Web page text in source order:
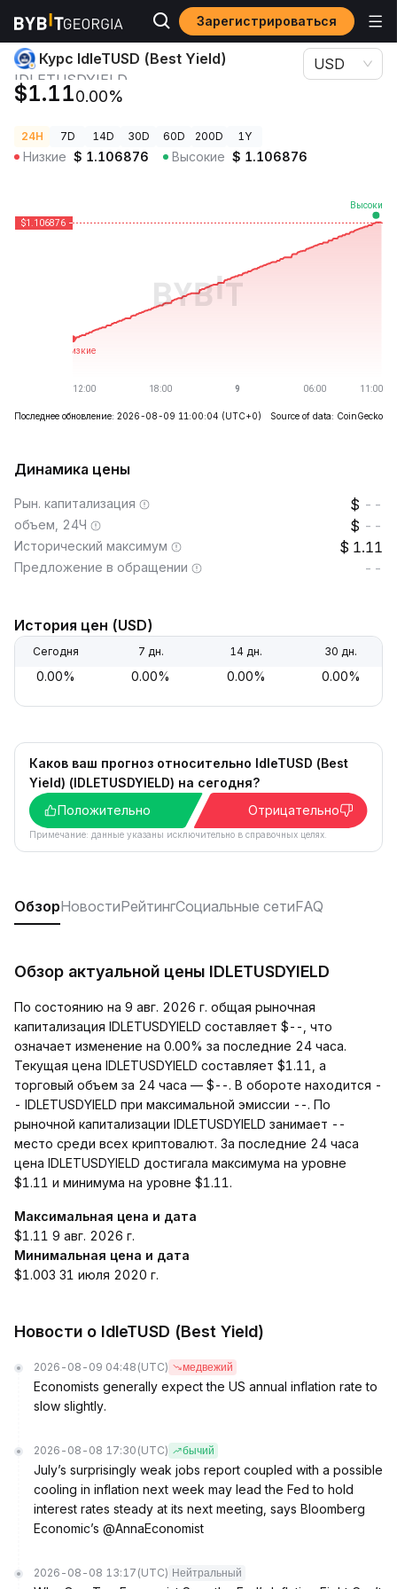
Зарегистрироваться
Цены криптовалют Курс IdleTUSD (Best Yield) IDLETUSDYIELD
Курс IdleTUSD (Best Yield)
IDLETUSDYIELD
$1.110.00%
USD
24H 7D 14D 30D 60D 200D 1Y
Низкие $ 1.106876 Высокие $ 1.106876
Последнее обновление: 2026-08-09 11:00:04 (UTC+0) Source of data: CoinGecko
Динамика цены
Рын. капитализация --
объем, 24Ч --
Исторический максимум 1.11
Предложение в обращении --
История цен (USD)
Сегодня 7 дн. 14 дн. 30 дн.
0.00% 0.00% 0.00% 0.00%
Каков ваш прогноз относительно IdleTUSD (Best
Yield) (IDLETUSDYIELD) на сегодня?
Положительно
Отрицательно
Примечание: данные указаны исключительно в справочных целях.
ОбзорНовостиРейтингСоциальные сетиFAQ
Обзор актуальной цены IDLETUSDYIELD
По состоянию на 9 авг. 2026 г. общая рыночная
капитализация IDLETUSDYIELD составляет $--, что
означает изменение на 0.00% за последние 24 часа.
Текущая цена IDLETUSDYIELD составляет $1.11, а
торговый объем за 24 часа — $--. В обороте находится -
- IDLETUSDYIELD при максимальной эмиссии --. По
рыночной капитализации IDLETUSDYIELD занимает --
место среди всех криптовалют. За последние 24 часа
цена IDLETUSDYIELD достигала максимума на уровне
$1.11 и минимума на уровне $1.11.
Максимальная цена и дата
$1.11 9 авг. 2026 г.
Минимальная цена и дата
$1.003 31 июля 2020 г.
Новости о IdleTUSD (Best Yield)
2026-08-09 04:48 (UTC) медвежий
Economists generally expect the US annual inflation rate to
slow slightly.
2026-08-08 17:30 (UTC) бычий
July’s surprisingly weak jobs report coupled with a possible
cooling in inflation next week may lead the Fed to hold
interest rates steady at its next meeting, says Bloomberg
Economic’s @AnnaEconomist
2026-08-08 13:17 (UTC) Нейтральный